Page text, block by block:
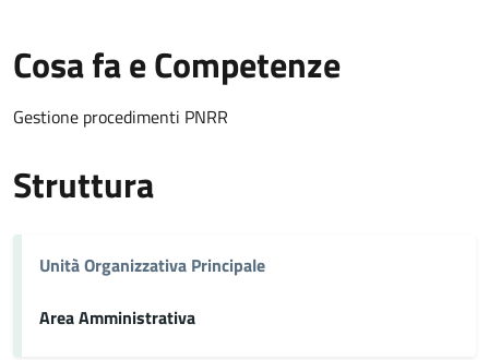
Cosa fa e Competenze
Gestione procedimenti PNRR
Struttura
Unità Organizzativa Principale
Area Amministrativa